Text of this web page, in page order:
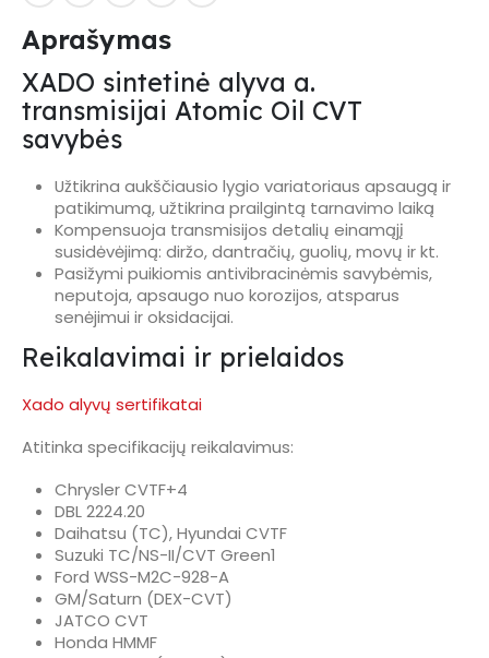
Aprašymas
XADO sintetinė alyva a.
transmisijai Atomic Oil CVT
savybės
Užtikrina aukščiausio lygio variatoriaus apsaugą ir
patikimumą, užtikrina prailgintą tarnavimo laiką
Kompensuoja transmisijos detalių einamąjį
susidėvėjimą: diržo, dantračių, guolių, movų ir kt.
Pasižymi puikiomis antivibracinėmis savybėmis,
neputoja, apsaugo nuo korozijos, atsparus
senėjimui ir oksidacijai.
Reikalavimai ir prielaidos
Xado alyvų sertifikatai
Atitinka specifikacijų reikalavimus:
Chrysler CVTF+4
DBL 2224.20
Daihatsu (TC), Hyundai CVTF
Suzuki TC/NS-II/CVT Green1
Ford WSS-M2C-928-A
GM/Saturn (DEX-CVT)
JATCO CVT
Honda HMMF